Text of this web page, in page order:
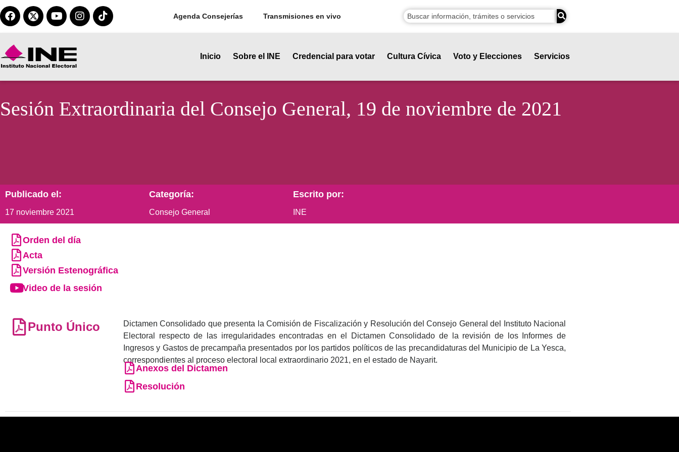
Agenda Consejerías Transmisiones en vivo
Inicio Sobre el INE Credencial para votar Cultura Cívica Voto y Elecciones Servicios
Sesión Extraordinaria del Consejo General, 19 de noviembre de 2021
Publicado el:
17 noviembre 2021
Categoría:
Consejo General
Escrito por:
INE
Orden del día
Acta
Versión Estenográfica
Video de la sesión
Punto Único
Dictamen Consolidado que presenta la Comisión de Fiscalización y Resolución del Consejo General del Instituto Nacional
Electoral respecto de las irregularidades encontradas en el Dictamen Consolidado de la revisión de los Informes de
Ingresos y Gastos de precampaña presentados por los partidos políticos de las precandidaturas del Municipio de La Yesca,
correspondientes al proceso electoral local extraordinario 2021, en el estado de Nayarit.
Anexos del Dictamen
Resolución